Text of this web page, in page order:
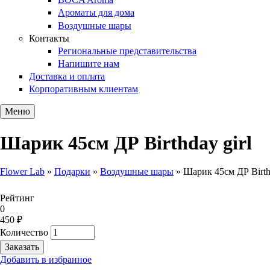
Ароматы для дома
Воздушные шары
Контакты
Региональные представительства
Напишите нам
Доставка и оплата
Корпоративным клиентам
Меню
Шарик 45см ДР Birthday girl
Flower Lab » Подарки » Воздушные шары » Шарик 45см ДР
Рейтинг
0
450 ₽
Количество
Добавить в избранное